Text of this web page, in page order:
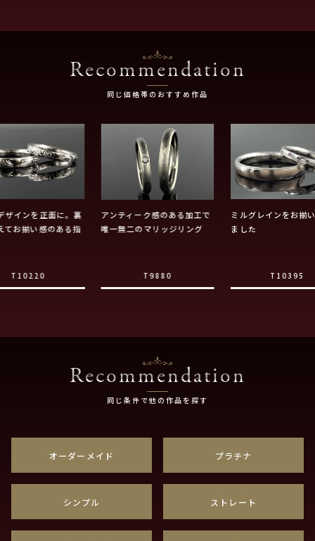
Recommendation
同じ価格帯のおすすめ作品
ザインを正面に。裏
てお揃い感のある指
T10220
アンティーク感のある加工で
唯一無二のマリッジリング
T9880
ミルグレインをお揃
ました
T10395
Recommendation
同じ条件で他の作品を探す
オーダーメイド プラチナ
シンプル ストレート